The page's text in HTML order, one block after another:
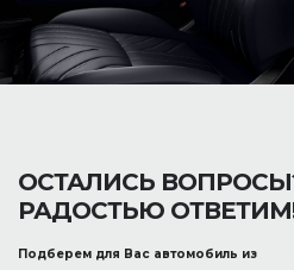
ОСТАЛИСЬ
РАДОСТЬЮ
Подберем для Вас автомобиль из